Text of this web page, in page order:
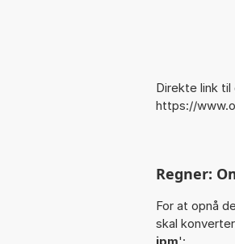
Direkte link til
https://
Regner:
For at opnå
skal
ipm':